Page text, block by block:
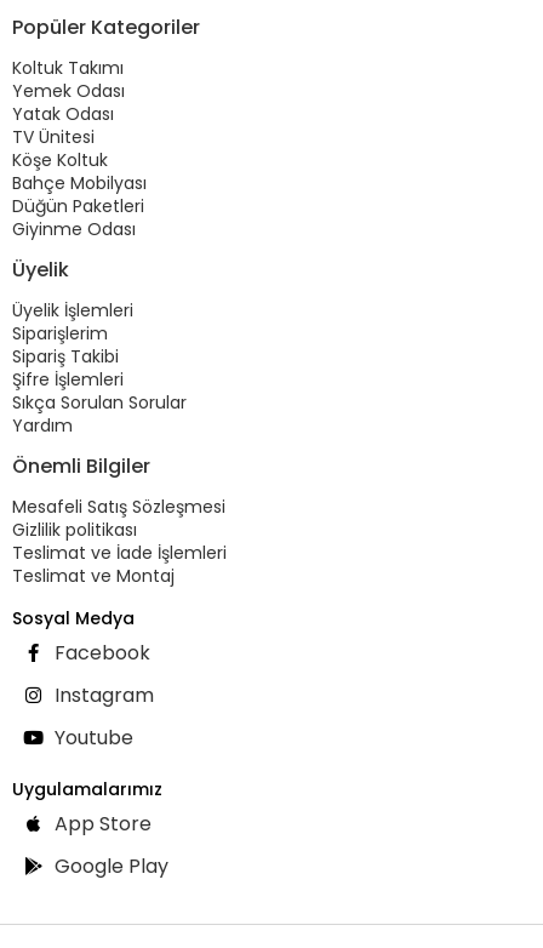
Popüler Kategoriler
Koltuk Takımı
Yemek Odası
Yatak Odası
TV Ünitesi
Köşe Koltuk
Bahçe Mobilyası
Düğün Paketleri
Giyinme Odası
Üyelik
Üyelik İşlemleri
Siparişlerim
Sipariş Takibi
Şifre İşlemleri
Sıkça Sorulan Sorular
Yardım
Önemli Bilgiler
Mesafeli Satış Sözleşmesi
Gizlilik politikası
Teslimat ve İade İşlemleri
Teslimat ve Montaj
Sosyal Medya
Facebook
Instagram
Youtube
Uygulamalarımız
App Store
Google Play